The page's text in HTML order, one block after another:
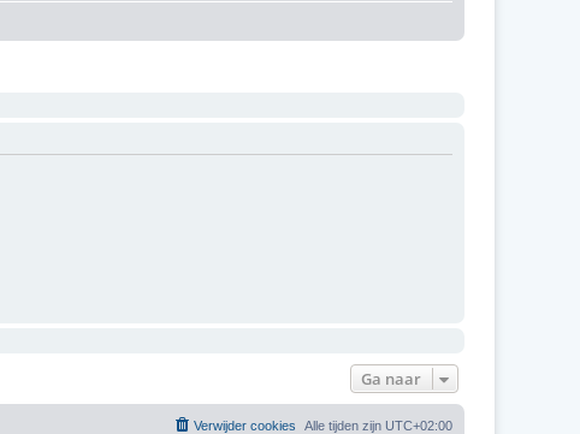
Ga naar
Alle tijden zijn UTC+02:00
Verwijder cookies